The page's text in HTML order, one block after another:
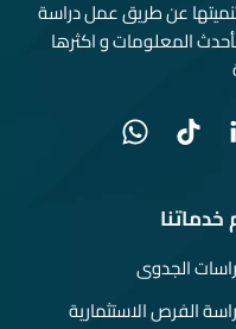
عن طريق عمل دراسة
المعلومات و اكثرها
الجدوى
الفرص الاستثمارية